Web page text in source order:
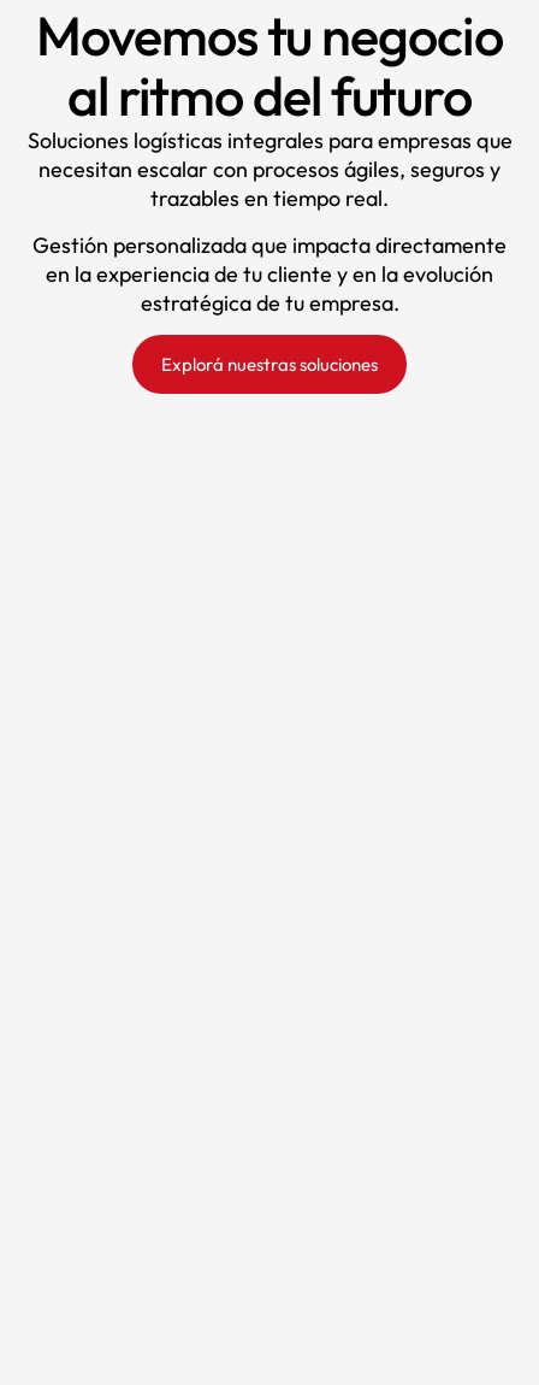
Movemos tu negocio
al ritmo del futuro
Soluciones logísticas integrales para empresas que
necesitan escalar con procesos ágiles, seguros y
trazables en tiempo real.
Gestión personalizada que impacta directamente
en la experiencia de tu cliente y en la evolución
estratégica de tu empresa.
Explorá nuestras soluciones